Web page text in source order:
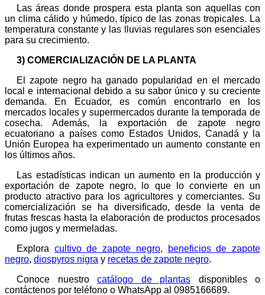
Las áreas donde prospera esta planta son aquellas con
un clima cálido y húmedo, típico de las zonas tropicales. La
temperatura constante y las lluvias regulares son esenciales
para su crecimiento.
3) COMERCIALIZACIÓN DE LA PLANTA
El zapote negro ha ganado popularidad en el mercado
local e internacional debido a su sabor único y su creciente
demanda. En Ecuador, es común encontrarlo en los
mercados locales y supermercados durante la temporada de
cosecha. Además, la exportación de zapote negro
ecuatoriano a países como Estados Unidos, Canadá y la
Unión Europea ha experimentado un aumento constante en
los últimos años.
Las estadísticas indican un aumento en la producción y
exportación de zapote negro, lo que lo convierte en un
producto atractivo para los agricultores y comerciantes. Su
comercialización se ha diversificado, desde la venta de
frutas frescas hasta la elaboración de productos procesados
como jugos y mermeladas.
Explora cultivo de zapote negro,
beneficios de zapote
negro, diospyros nigra y recetas de zapote negro.
Conoce nuestro catálogo de plantas disponibles o
contáctenos por teléfono o WhatsApp al 0985166689.